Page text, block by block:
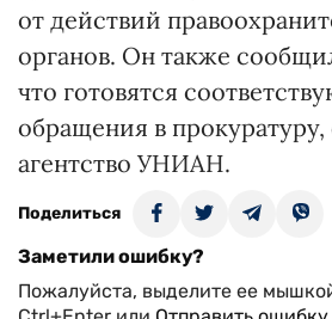
от действий
органов. Он также
что готовятся
обращения в
агентство УНИАН.
Поделиться
Заметили ошибку?
Пожалуйста, выделите ее